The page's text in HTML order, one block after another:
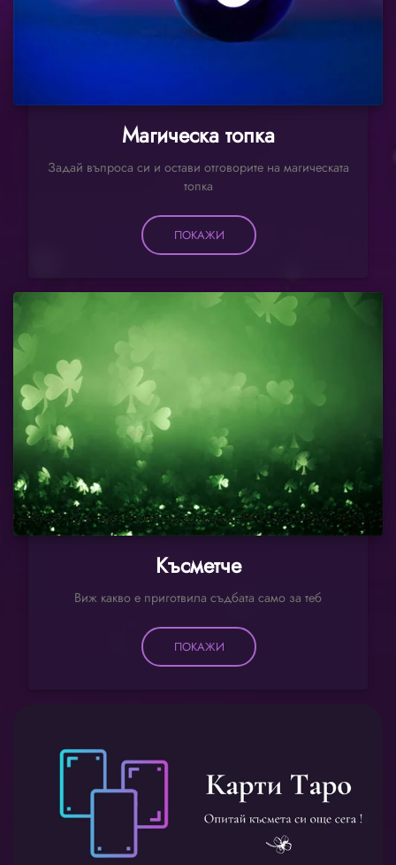
Магическа топка
Задай въпроса си и остави отговорите на магическата
топка
ПОКАЖИ
Късметче
Виж какво е приготвила съдбата само за теб
ПОКАЖИ